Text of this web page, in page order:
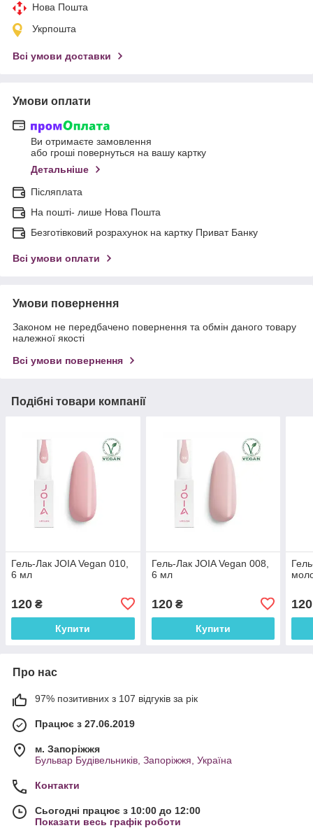
Нова Пошта
Укрпошта
Всі умови доставки
Умови оплати
Ви отримаєте замовлення
або гроші повернуться на вашу картку
Детальніше
Післяплата
На пошті- лише Нова Пошта
Безготівковий розрахунок на картку Приват Банку
Всі умови оплати
Умови повернення
Законом не передбачено повернення та обмін даного товару
належної якості
Всі умови повернення
Подібні товари компанії
Гель-Лак JOIA Vegan 010,
6 мл
120 ₴
Купити
Гель-Лак JOIA Vegan 008,
6 мл
120₴
Купити
120
Про нас
97% позитивних з 107 відгуків за рік
Працює з 27.06.2019
м. Запоріжжя
Бульвар Будівельників, Запоріжжя, Україна
Контакти
Сьогодні працює з 10:00 до 12:00
Показати весь графік роботи